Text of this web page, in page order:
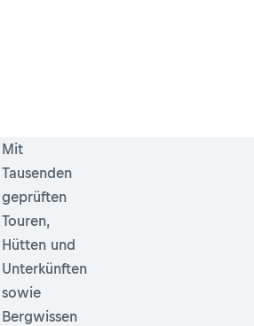
Mit
Tausenden
geprüften
Touren,
Hütten und
Unterkünften
sowie
Bergwissen